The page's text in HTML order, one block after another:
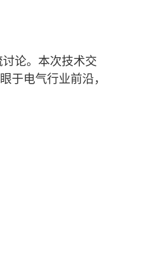
论。本次技术交
于电气行业前沿，